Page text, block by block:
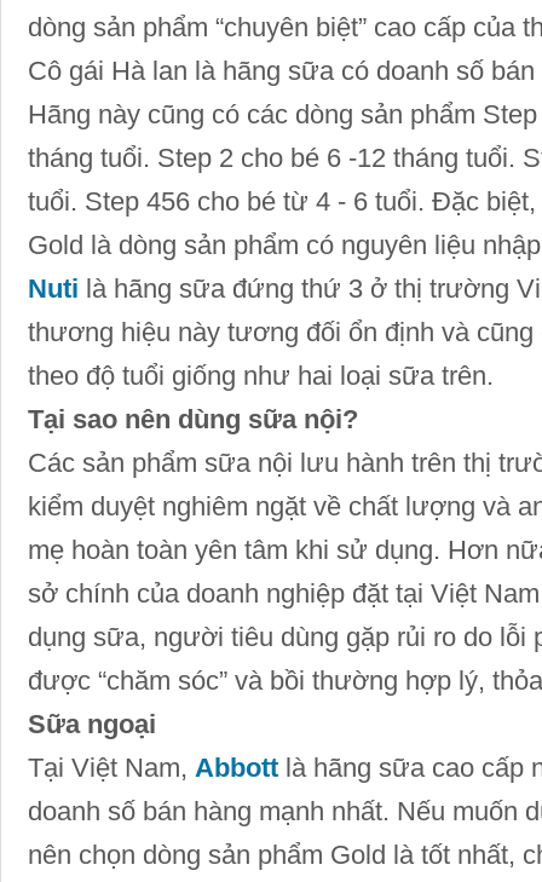
dòng sản phẩm “chuyên biệt” cao cấp của
Cô gái Hà lan là hãng sữa có doanh số
Hãng này cũng có các dòng sản phẩm
tháng tuổi. Step 2 cho bé 6 -12 tháng tuổi.
tuổi. Step 456 cho bé từ 4 - 6 tuổi. Đặc
Gold là dòng sản phẩm có nguyên liệu
Nuti là hãng sữa đứng thứ 3 ở thị trường
thương hiệu này tương đối ổn định và cũng
theo độ tuổi giống như hai loại sữa trên.
Tại sao nên dùng sữa nội?
Các sản phẩm sữa nội lưu hành trên thị
kiểm duyệt nghiêm ngặt về chất lượng và
mẹ hoàn toàn yên tâm khi sử dụng. Hơn
sở chính của doanh nghiệp đặt tại Việt
dụng sữa, người tiêu dùng gặp rủi ro do lỗi
được “chăm sóc” và bồi thường hợp lý,
Sữa ngoại
Tại Việt Nam, Abbott là hãng sữa cao cấp
doanh số bán hàng mạnh nhất. Nếu muốn
nên chọn dòng sản phẩm Gold là tốt nhất,